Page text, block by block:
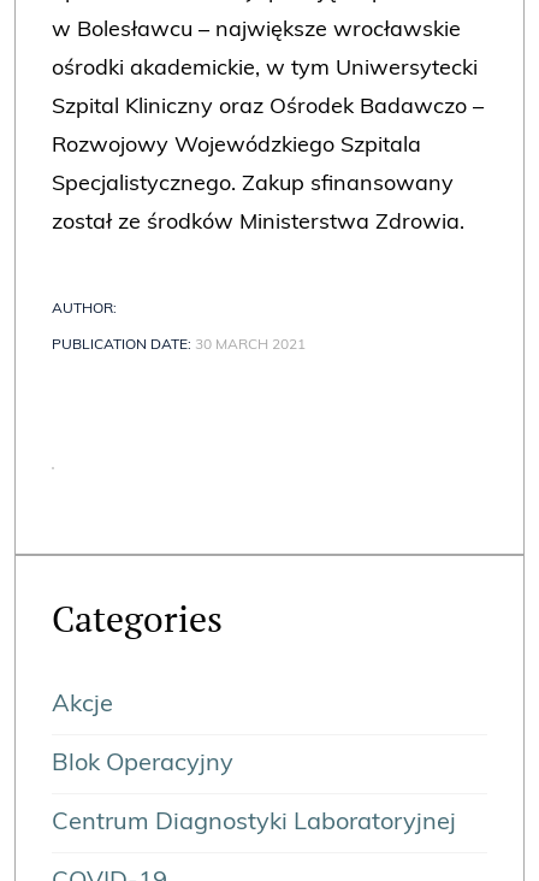
w Bolesławcu – największe wrocławskie
ośrodki akademickie, w tym Uniwersytecki
Szpital Kliniczny oraz Ośrodek Badawczo –
Rozwojowy Wojewódzkiego Szpitala
Specjalistycznego. Zakup sfinansowany
został ze środków Ministerstwa Zdrowia.
AUTHOR:
PUBLICATION DATE: 30 MARCH 2021
Categories
Akcje
Blok Operacyjny
Centrum Diagnostyki Laboratoryjnej